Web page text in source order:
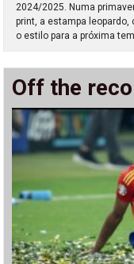
2024/2025. Numa
print, a estampa
o estilo para a próxima
Off the